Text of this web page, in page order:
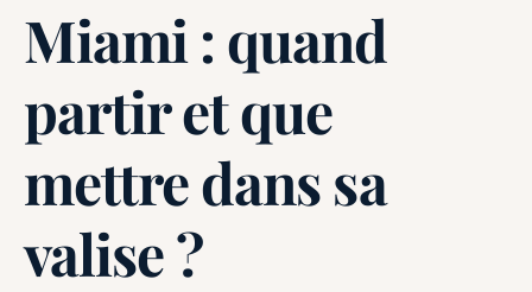
Miami : quand
partir et que
mettre dans sa
valise ?